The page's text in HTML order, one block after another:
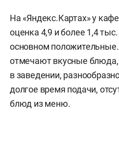
На «Яндекс.Картах» у
оценка 4,9 и более 1,4
основном
отмечают вкусные
в заведении,
долгое время подачи,
блюд из меню.